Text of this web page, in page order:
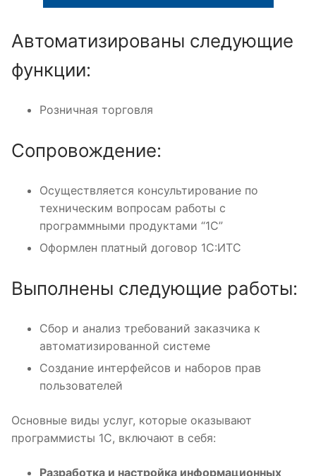
Автоматизированы следующие
функции:
Розничная торговля
Сопровождение:
Осуществляется консультирование по
техническим вопросам работы с
программными продуктами “1С”
Оформлен платный договор 1С:ИТС
Выполнены следующие работы:
Сбор и анализ требований заказчика к
автоматизированной системе
Создание интерфейсов и наборов прав
пользователей
Основные виды услуг, которые оказывают
программисты 1С, включают в себя:
Разработка и настройка информационных